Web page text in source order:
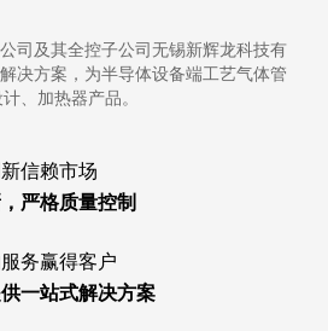
司及其全控子公司无锡新辉龙科技有
决方案，为半导体设备端工艺气体管
、加热器产品。
信赖市场
严格质量控制
务赢得客户
一站式解决方案